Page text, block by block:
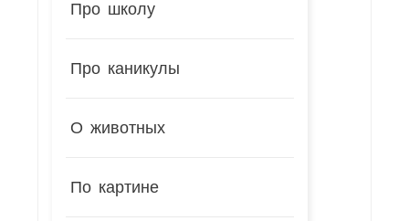
Про школу
Про каникулы
О животных
По картине